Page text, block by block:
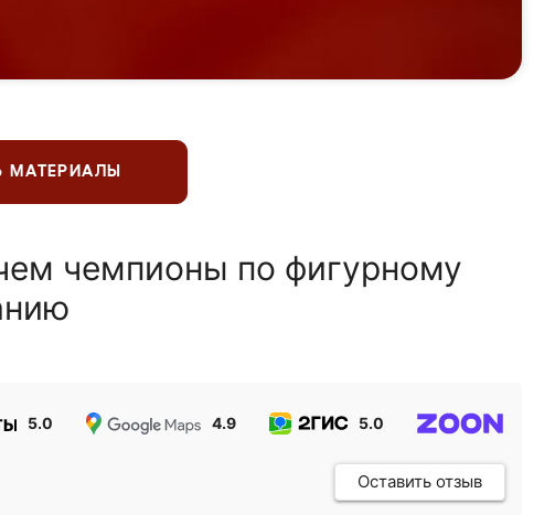
МАТЕРИАЛЫ
чемпионы по фигурному
5.0 4.9 5.0
Оставить отзыв